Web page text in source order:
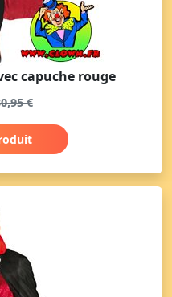
capuche rouge
€